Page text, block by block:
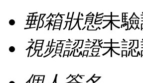
郵箱狀態未
視頻認證未